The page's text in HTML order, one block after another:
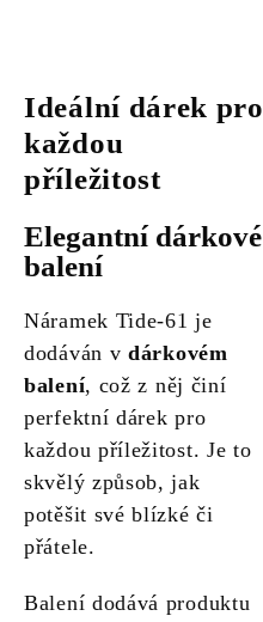
Ideální dárek pro
každou
příležitost
Elegantní dárkové
balení
Náramek Tide-61 je
dodáván v dárkovém
balení, což z něj činí
perfektní dárek pro
každou příležitost. Je to
skvělý způsob, jak
potěšit své blízké či
přátele.
Balení dodává produktu